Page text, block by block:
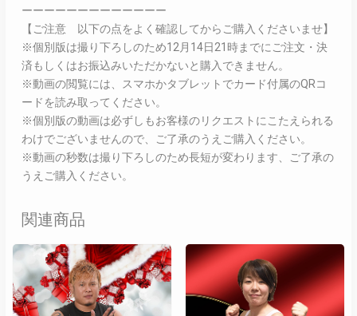
ーーーーーーーーーーーーー
【ご注意 以下の点をよく確認してからご購入くださいませ】
※個別版は撮り下ろしのため12月14日21時までにご注文・決
済もしくはお振込みいただかないと購入できません。
※動画の閲覧には、スマホかタブレットでカード付属のQRコ
ードを読み取ってください。
※個別版の動画は必ずしもお客様のリクエストにこたえられる
わけでございませんので、ご了承のうえご購入ください。
※動画の秒数は撮り下ろしのため長短が変わります、ご了承の
うえご購入ください。
関連商品